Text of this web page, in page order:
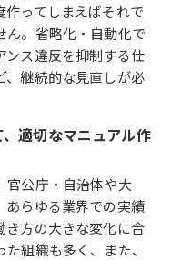
作ってしまえばそれで
ん。省略化・自動化で
ンス違反を抑制する仕
、継続的な見直しが必
適切なマニュアル作
官公庁・自治体や大
あらゆる業界での実績
き方の大きな変化に合
組織も多く、また、